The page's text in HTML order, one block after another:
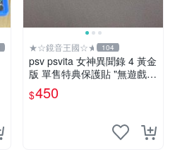
★☆鏡音王國☆★ 104
psv psvita 女神異聞錄 4 黃金
版 單售特典保護貼 "無遊戲
片" Persona 4 The GOLDEN
$450